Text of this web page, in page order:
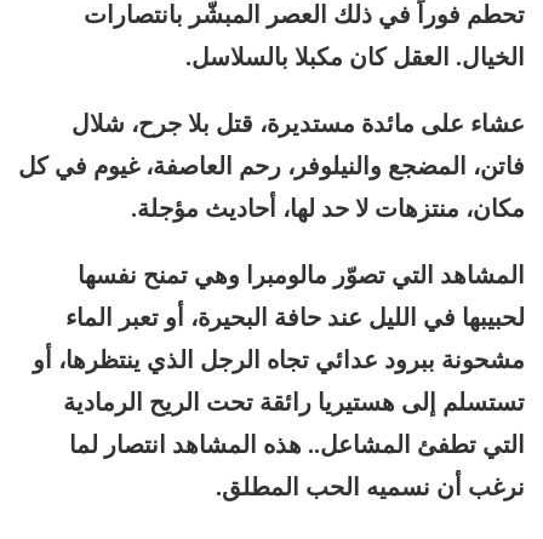
تحطم فوراً في ذلك العصر المبشّر بانتصارات
الخيال. العقل كان مكبلا بالسلاسل.
عشاء على مائدة مستديرة، قتل بلا جرح، شلال
فاتن، المضجع والنيلوفر، رحم العاصفة، غيوم في كل
مكان، منتزهات لا حد لها، أحاديث مؤجلة.
المشاهد التي تصوّر مالومبرا وهي تمنح نفسها
لحبيبها في الليل عند حافة البحيرة، أو تعبر الماء
مشحونة ببرود عدائي تجاه الرجل الذي ينتظرها، أو
تستسلم إلى هستيريا رائقة تحت الريح الرمادية
التي تطفئ المشاعل.. هذه المشاهد انتصار لما
نرغب أن نسميه الحب المطلق.